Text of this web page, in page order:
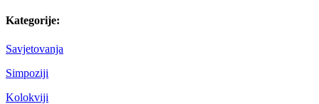
Kategorije:
Savjetovanja
Simpoziji
Kolokviji